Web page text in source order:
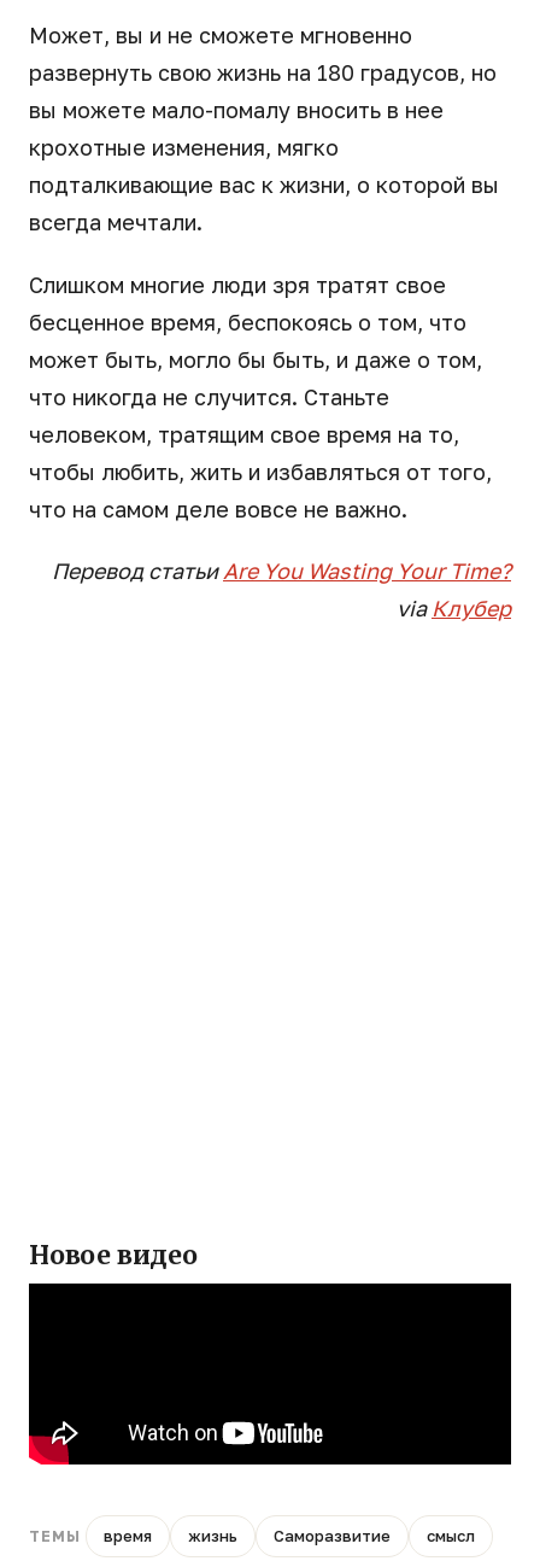
Может, вы и не сможете мгновенно
развернуть свою жизнь на 180 градусов, но
вы можете мало-помалу вносить в нее
крохотные изменения, мягко
подталкивающие вас к жизни, о которой вы
всегда мечтали.
Слишком многие люди зря тратят свое
бесценное время, беспокоясь о том, что
может быть, могло бы быть, и даже о том,
что никогда не случится. Станьте
человеком, тратящим свое время на то,
чтобы любить, жить и избавляться от того,
что на самом деле вовсе не важно.
Перевод статьиAre You Wasting Your Time?
via Клубер
Новое видео
ТЕМЫ время жизнь Саморазвитие смысл